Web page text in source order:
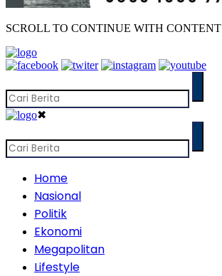
SCROLL TO CONTINUE WITH CONTENT
✖
Home
Nasional
Politik
Ekonomi
Megapolitan
Lifestyle